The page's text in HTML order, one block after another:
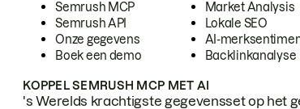
Semrush MCP
Semrush API
Onze gegevens
Boek een demo
Market Analysis
Lokale SEO
AI-
Backlinkanalyse
KOPPEL SEMRUSH MCP MET AI
's Werelds krachtigste gegevensset op het